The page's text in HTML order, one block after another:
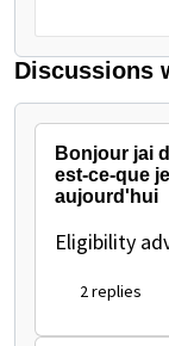
Discussions
Bonjour jai
est-ce-que
aujourd'hui
Eligibility
2 replies